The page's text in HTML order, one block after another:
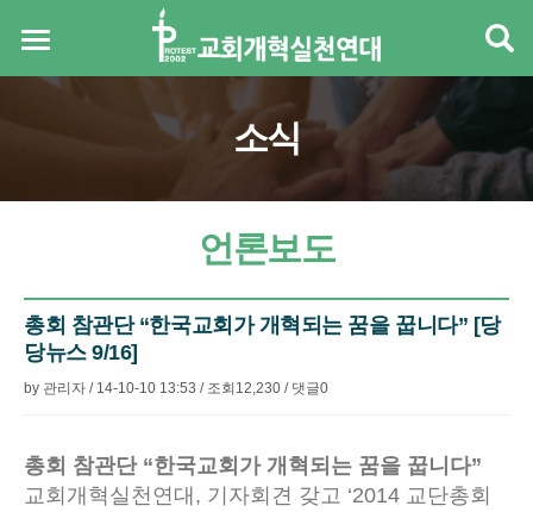
소식
언론보도
총회 참관단 “한국교회가 개혁되는 꿈을 꿉니다” [당
당뉴스 9/16]
by 관리자 / 14-10-10 13:53 / 조회 12,230 / 댓글0
총회 참관단 “한국교회가 개혁되는 꿈을 꿉니다”
교회개혁실천연대, 기자회견 갖고 ‘2014 교단총회